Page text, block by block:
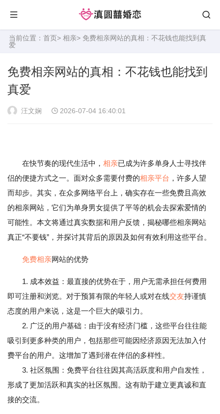
当前位置： 首页> 相亲> 免费相亲网站的真相：不花钱也能找到真
爱
免费相亲网站的真相：不花钱也能找到
真爱
汪文娴 2026-07-04 16:40:01
在快节奏的现代生活中， 相亲已成为许多单身人士寻找伴
侣的便捷方式之一。面对众多需要付费的相亲平台 ，许多人望
而却步。其实，在众多网络平台上，确实存在一些免费且高效
的相亲网站，它们为单身男女提供了平等的机会去探索爱情的
可能性。本文将通过真实数据和用户反馈，揭秘哪些相亲网站
真正“不要钱”，并探讨其背后的原因及如何有效利用这些平台。
免费相亲网站的优势
1. 成本效益：最直接的优势在于，用户无需承担任何费用
即可注册和浏览。对于预算有限的年轻人或对在线交友持谨慎
态度的用户来说，这是一个巨大的吸引力。
2. 广泛的用户基础：由于没有经济门槛，这些平台往往能
吸引到更多种类的用户，包括那些可能因经济原因无法加入付
费平台的用户。这增加了遇到潜在伴侣的多样性。
3. 社区氛围：免费平台往往因其高活跃度和用户自发性，
形成了更加活跃和真实的社区氛围。这有助于建立更真诚和直
接的交流。